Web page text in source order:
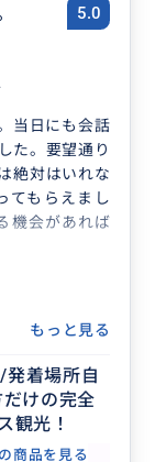
5.0
当日にも会話
た。要望通り
絶対はいれな
てもらえまし
機会があれば
もっと見る
発着場所自
けの完全
観光！
商品を見る